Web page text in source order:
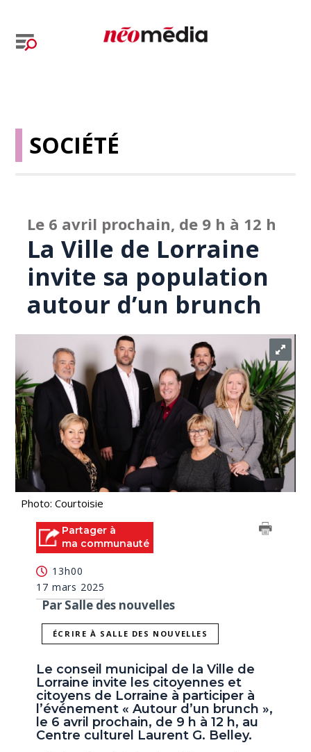
SOCIÉTÉ
Le 6 avril prochain, de 9 h à 12 h
La Ville de Lorraine
invite sa population
autour d’un brunch
Photo: Courtoisie
Partager à
ma communauté
13h00
17 mars 2025
Par Salle des nouvelles
ÉCRIRE À SALLE DES NOUVELLES
Le conseil municipal de la Ville de
Lorraine invite les citoyennes et
citoyens de Lorraine à participer à
l’événement « Autour d’un brunch »,
le 6 avril prochain, de 9 h à 12 h, au
Centre culturel Laurent G. Belley.